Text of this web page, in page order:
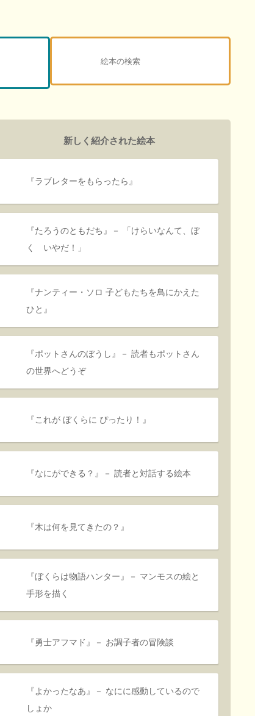
新しく紹介された絵本
『ラブレターをもらったら』
『たろうのともだち』－ 「けらいなんて、ぼ
く いやだ！」
『ナンティー・ソロ 子どもたちを鳥にかえた
ひと』
『ポットさんのぼうし』－ 読者もポットさん
の世界へどうぞ
『これが ぼくらに ぴったり！』
『なにができる？』－ 読者と対話する絵本
『木は何を見てきたの？』
『ぼくらは物語ハンター』－ マンモスの絵と
手形を描く
『勇士アフマド』－ お調子者の冒険談
『よかったなあ』－ なにに感動しているので
しょか